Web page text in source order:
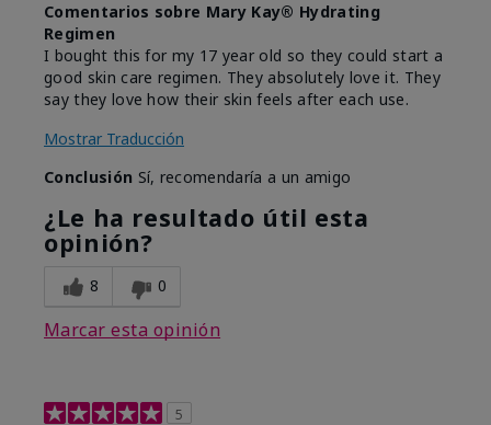
Comentarios sobre Mary Kay® Hydrating
Regimen
I bought this for my 17 year old so they could start a
good skin care regimen. They absolutely love it. They
say they love how their skin feels after each use.
Mostrar Traducción
Conclusión Sí, recomendaría a un amigo
¿Le ha resultado útil esta
opinión?
8 0
Marcar esta opinión
5